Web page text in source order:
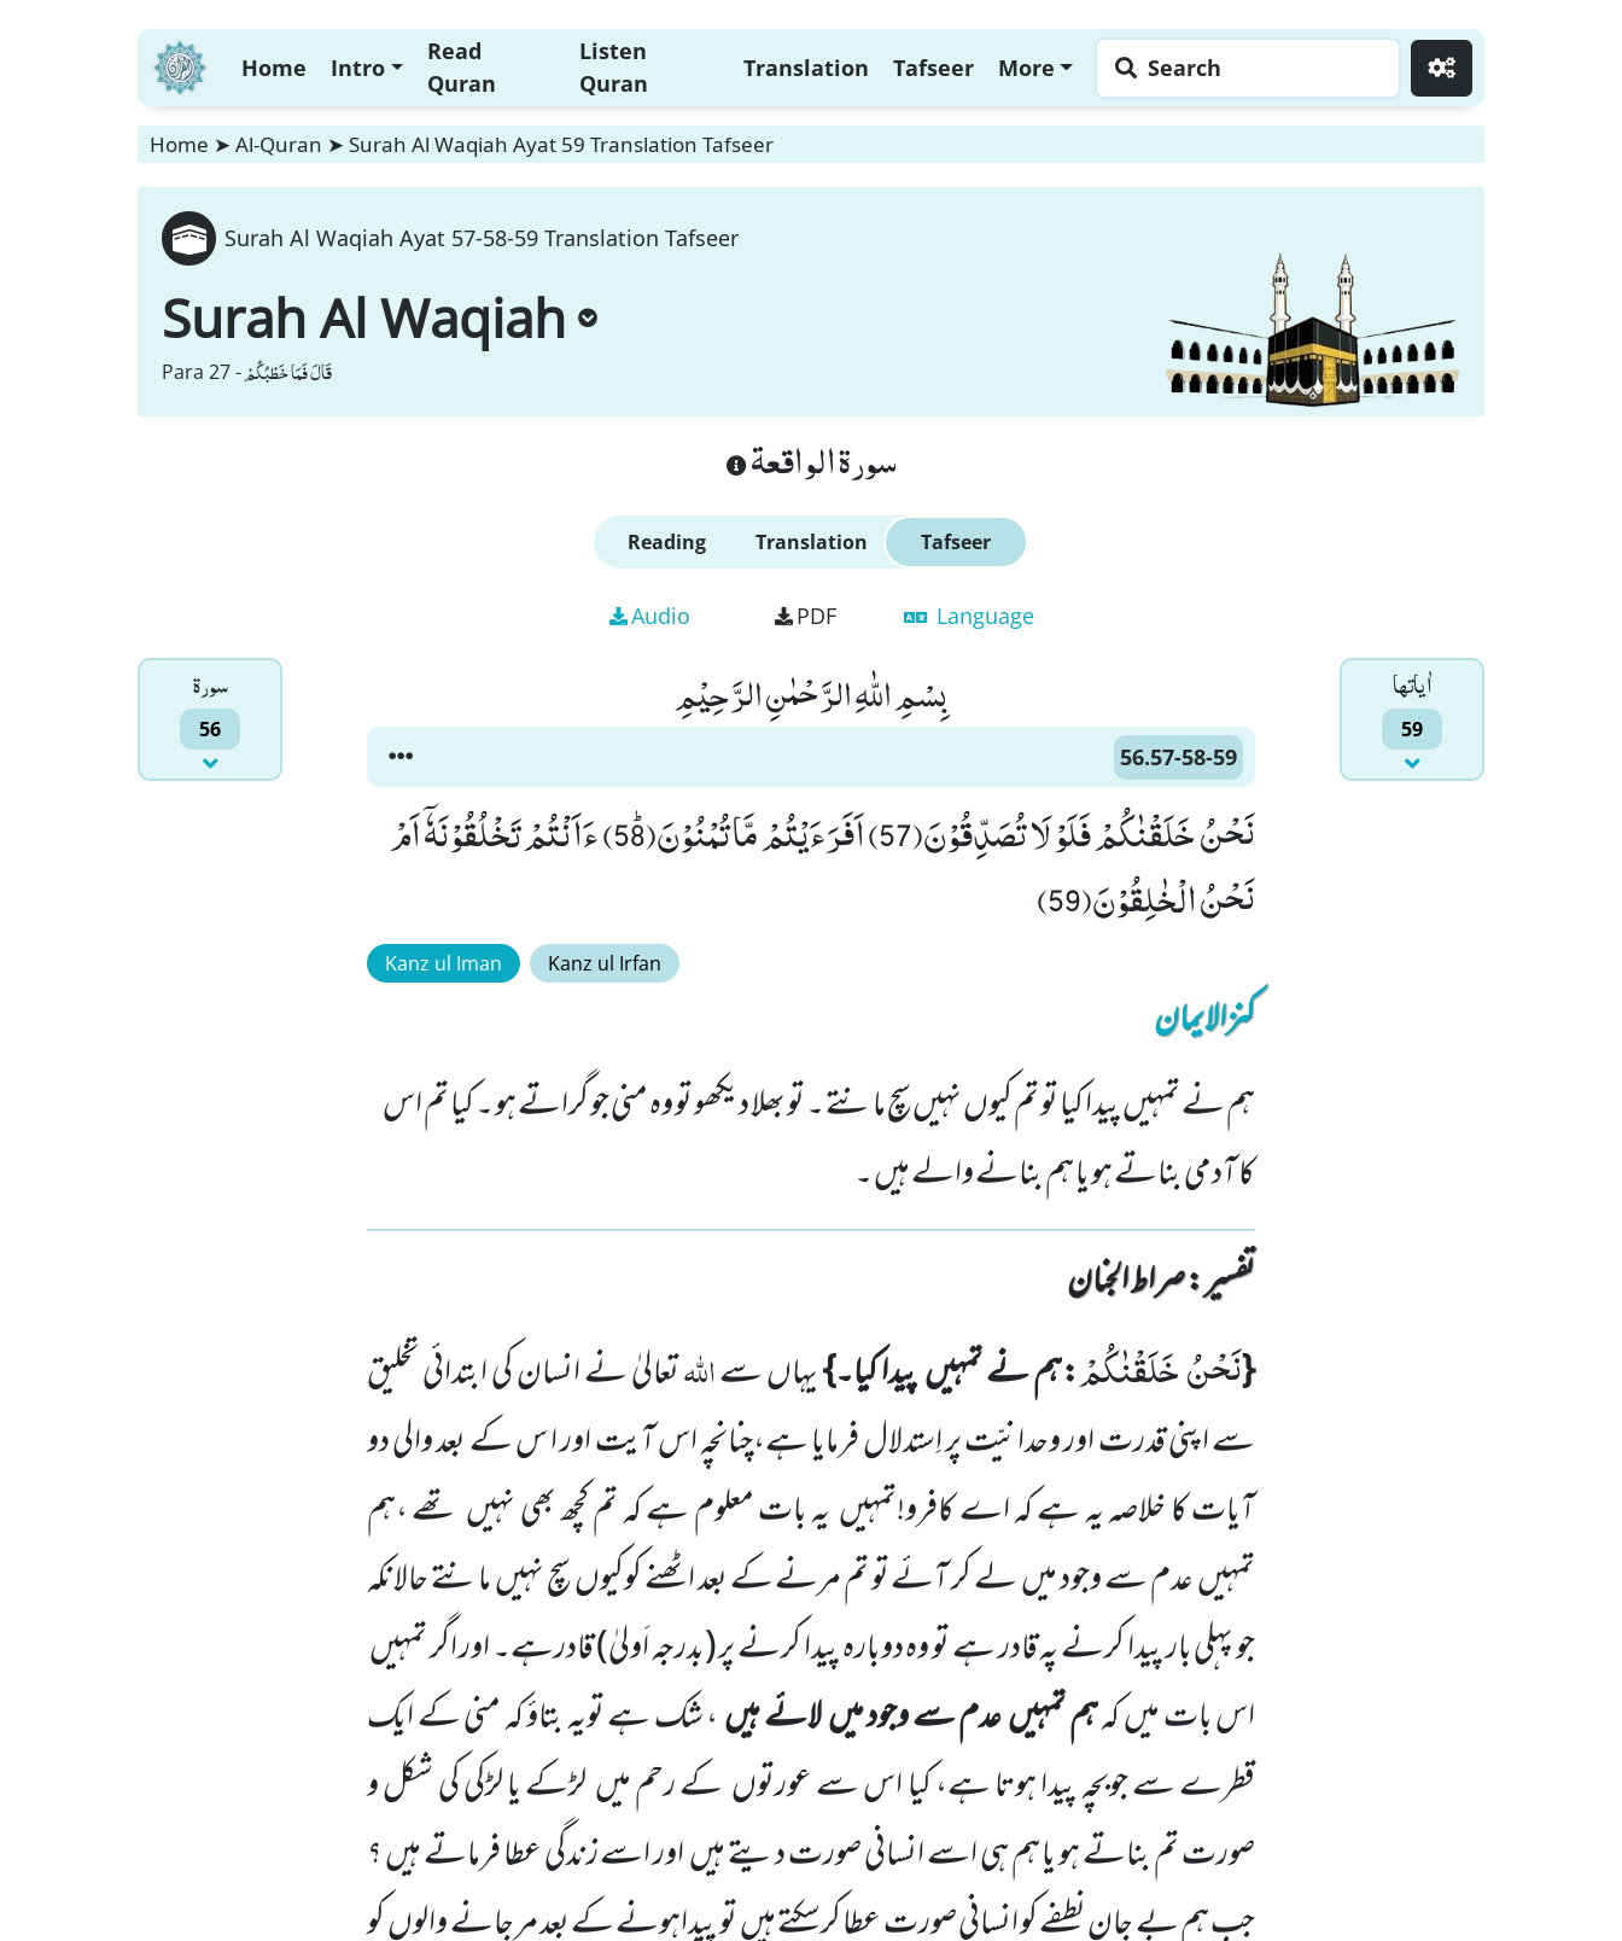
Home Intro
Read
Quran
Listen
Quran
Translation Tafseer More Search
Home ➤ Al-Quran ➤ Surah Al Waqiah Ayat 59 Translation Tafseer
Surah Al Waqiah Ayat 57-58-59 Translation Tafseer
Surah Al Waqiah
Para 27 -قَالَ فَمَا خَطْبُكُمْ
سورة الواقعة
Reading Translation Tafseer
Audio PDF Language
سورۃ
56
اٰياتها
59
بِسْمِ اللّٰهِ الرَّحْمٰنِ الرَّحِیْمِ
56.57-58-59
نَحْنُ خَلَقْنٰكُمْ فَلَوْ لَا تُصَدِّقُوْنَ(57) اَفَرَءَیْتُمْ مَّا تُمْنُوْنَﭤ(58) ءَاَنْتُمْ تَخْلُقُوْنَهٗۤ اَمْ
نَحْنُ الْخٰلِقُوْنَ(59)
Kanz ul Iman Kanz ul Irfan
کنزالایمان
ہم نے تمہیں پیدا کیا تو تم کیوں نہیں سچ مانتے ۔ تو بھلا دیکھو تو وہ منی جو گراتے ہو ۔ کیا تم اس
کا آدمی بناتے ہو یا ہم بنانے والے ہیں ۔
تفسیر : ‎صراط الجنان
{نَحْنُ خَلَقْنٰكُمْ:ہم نے تمہیںپیدا کیا۔}یہاں سےاللہتعالیٰ نے انسان کی ابتدائی تخلیق
سے اپنی قدرت اوروحدانیّت پر اِستدلال فرمایا ہے،چنانچہ اس آیت اور ا س کے بعد والی دو
آیات کا خلاصہ یہ ہے کہ اے کافرو!تمہیںیہ بات معلوم ہے کہ تم کچھ بھی نہیں تھے ،ہم
تمہیںعدم سے وجود میںلے کر آئے تو تم مرنے کے بعد اٹھنے کوکیوںسچ نہیںمانتے حالانکہ
جو پہلی بار پیدا کرنے پہ قادر ہے تو وہ دوبارہ پیدا کرنے پر(بدرجہ اَولیٰ)قادرہے۔ اور اگر تمہیں
اس بات میں کہہم تمہیںعدم سے وجود میںلائے ہیں، شک ہے تویہ بتاؤ کہ منی کے ایک
قطرے سے جوبچہ پیدا ہوتا ہے، کیا اس سے عورتوںکے رحم میںلڑکے یا لڑکی کی شکل و
صورت تم بناتے ہو یا ہم ہی اسے انسانی صورت دیتے ہیںاور اسے زندگی عطا فرماتے ہیں ؟
جب ہم بے جان نطفے کو انسانی صورت عطا کرسکتے ہیںتو پیداہونے کے بعد مر جانے والوںکو